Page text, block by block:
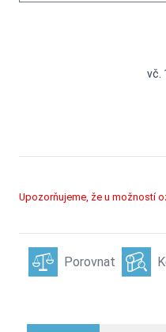
vč.
Upozorňujeme, že u možností
Porovnat